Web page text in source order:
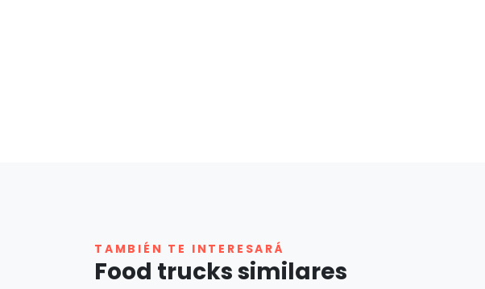
TAMBIÉN TE INTERESARÁ
Food trucks similares